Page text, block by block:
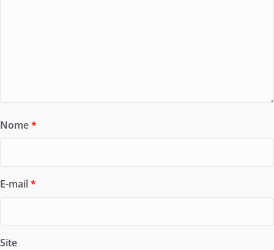
Nome*
E-mail*
Site